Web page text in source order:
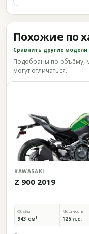
Похожие по
Сравнить другие модели
Подобраны по объёму,
могут отличаться.
KAWASAKI
Z 900 2019
Объём
943 см³
Мощность
125 л.с.